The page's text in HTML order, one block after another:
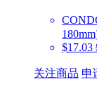
$17.03
关注商品 申